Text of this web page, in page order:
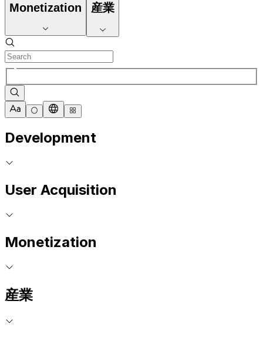
Monetization 産業
Development
User Acquisition
Monetization
産業